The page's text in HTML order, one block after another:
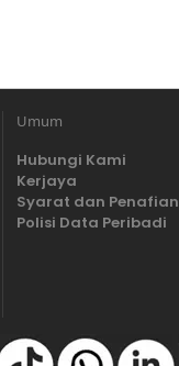
Umum
Hubungi Kami
Kerjaya
Syarat dan Penafian
Polisi Data Peribadi